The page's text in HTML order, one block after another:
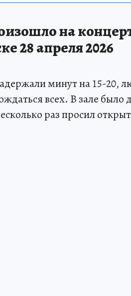
на
28 апреля 2026
минут на 15-20,
всех. В зале
раз просил